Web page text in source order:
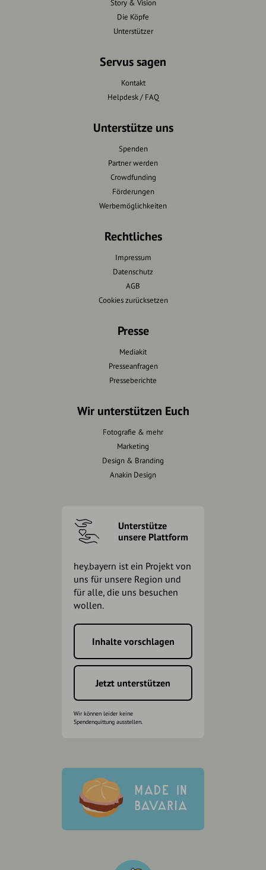
Story & Vision
Die Köpfe
Unterstützer
Servus sagen
Kontakt
Helpdesk / FAQ
Unterstütze uns
Spenden
Partner werden
Crowdfunding
Förderungen
Werbemöglichkeiten
Rechtliches
Impressum
Datenschutz
AGB
Cookies zurücksetzen
Presse
Mediakit
Presseanfragen
Presseberichte
Wir unterstützen Euch
Fotografie & mehr
Marketing
Design & Branding
Anakin Design
Unterstütze
unsere Plattform
hey.bayern ist ein Projekt von
uns für unsere Region und
für alle, die uns besuchen
wollen.
Inhalte vorschlagen
Jetzt unterstützen
Wir können leider keine
Spendenquittung ausstellen.